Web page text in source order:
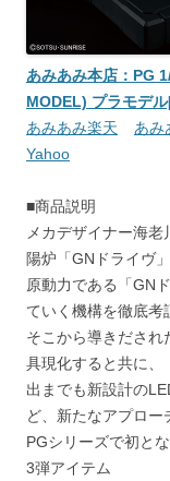
あみあみ本店：PG
MODEL) プラモデ
あみあみ楽天
あみ
Yahoo
■商品説明
メカデザイナー海
陽炉「GNドライヴ」
原動力である「GN
ていく機構を徹底考
そこから導きだされ
具現化すると共に、
出までも新設計の
ど、新たなアプロー
PGシリーズで初と
3弾アイテム